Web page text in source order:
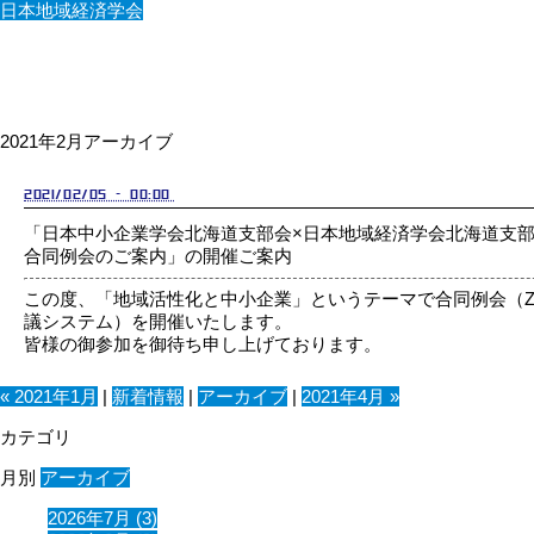
日本地域経済学会
2021年2月アーカイブ
2021/02/05 - 00:00
「日本中小企業学会北海道支部会×日本地域経済学会北海道支
合同例会のご案内」の開催ご案内
この度、「地域活性化と中小企業」というテーマで合同例会（
議システム）を開催いたします。
皆様の御参加を御待ち申し上げております。
« 2021年1月 | 新着情報 | アーカイブ | 2021年4月 »
カテゴリ
月別 アーカイブ
2026年7月 (3)